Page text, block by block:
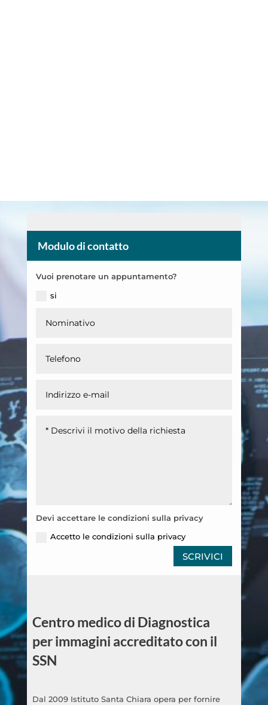
Modulo di contatto
Vuoi prenotare un appuntamento?
si
Devi accettare le condizioni sulla privacy
Accetto le condizioni sulla privacy
SCRIVICI
Centro medico di Diagnostica
per immagini accreditato con il
SSN
Dal 2009 Istituto Santa Chiara opera per fornire